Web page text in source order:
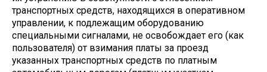
транспортных средств, находящихся в оперативном
управлении, к подлежащим оборудованию
специальными сигналами, не освобождает его (как
пользователя) от взимания платы за проезд
указанных транспортных средств по платным